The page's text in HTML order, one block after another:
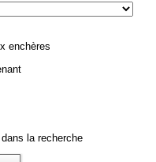
enchères
la recherche